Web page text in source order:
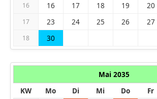
16 16 17 18 19 20
17 23 24 25 26 27
18 30
Mai 2035
KW
Mo Di Mi Do Fr